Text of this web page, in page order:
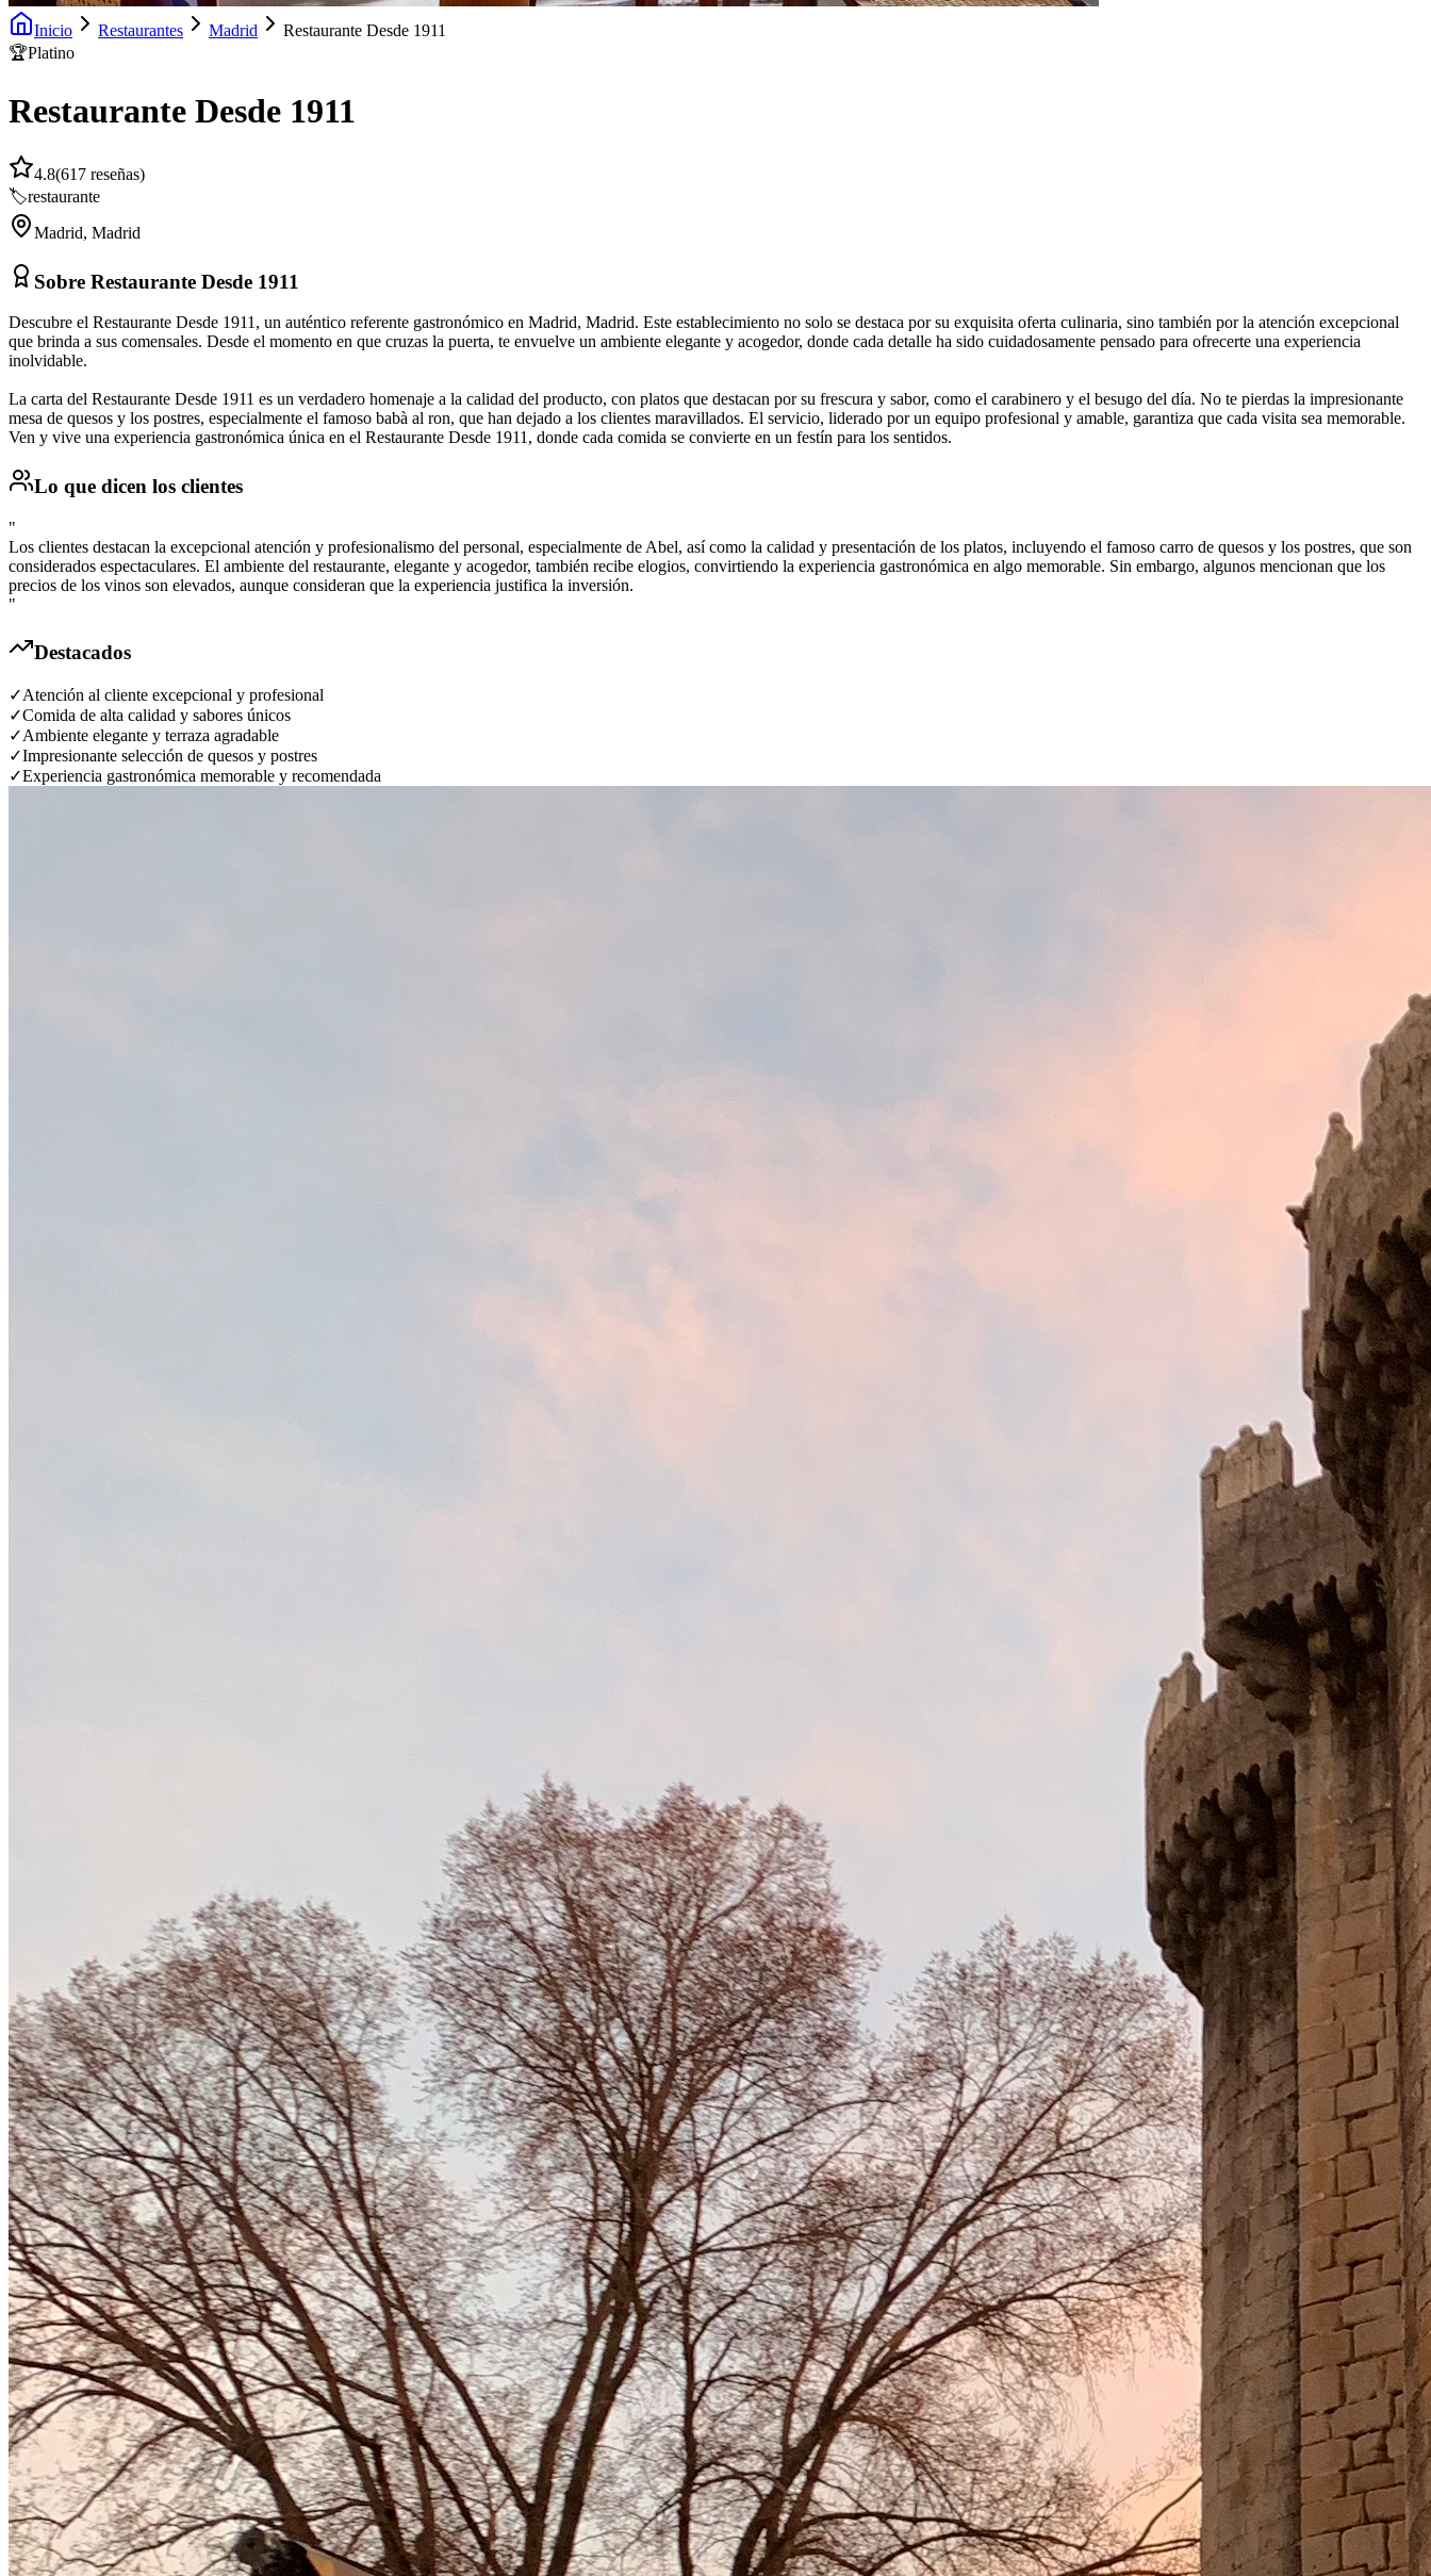
Inicio Restaurantes Madrid
Restaurante Desde 1911
🏆Platino
Restaurante Desde 1911
4.8(617 reseñas)
🏷️restaurante
Madrid, Madrid
Sobre Restaurante Desde 1911
Descubre el Restaurante Desde 1911, un auténtico referente gastronómico en Madrid, Madrid. Este establecimiento no solo se destaca por su exquisita oferta culinaria, sino también por la atención excepcional
que brinda a sus comensales. Desde el momento en que cruzas la puerta, te envuelve un ambiente elegante y acogedor, donde cada detalle ha sido cuidadosamente pensado para ofrecerte una experiencia
inolvidable.
La carta del Restaurante Desde 1911 es un verdadero homenaje a la calidad del producto, con platos que destacan por su frescura y sabor, como el carabinero y el besugo del día. No te pierdas la impresionante
mesa de quesos y los postres, especialmente el famoso babà al ron, que han dejado a los clientes maravillados. El servicio, liderado por un equipo profesional y amable, garantiza que cada visita sea memorable.
Ven y vive una experiencia gastronómica única en el Restaurante Desde 1911, donde cada comida se convierte en un festín para los sentidos.
Lo que dicen los clientes
"
Los clientes destacan la excepcional atención y profesionalismo del personal, especialmente de Abel, así como la calidad y presentación de los platos, incluyendo el famoso carro de quesos y los postres, que son
considerados espectaculares. El ambiente del restaurante, elegante y acogedor, también recibe elogios, convirtiendo la experiencia gastronómica en algo memorable. Sin embargo, algunos mencionan que los
precios de los vinos son elevados, aunque consideran que la experiencia justifica la inversión.
"
Destacados
✓Atención al cliente excepcional y profesional
✓Comida de alta calidad y sabores únicos
✓Ambiente elegante y terraza agradable
✓Impresionante selección de quesos y postres
✓Experiencia gastronómica memorable y recomendada